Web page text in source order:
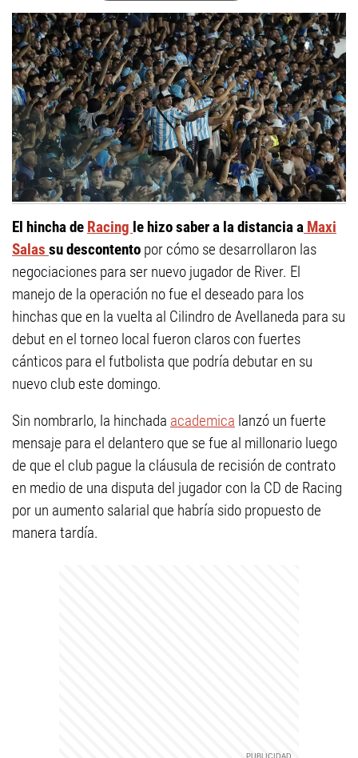
El hincha de Racing le hizo saber a la distancia a Maxi
Salas su descontento por cómo se desarrollaron las
negociaciones para ser nuevo jugador de River. El
manejo de la operación no fue el deseado para los
hinchas que en la vuelta al Cilindro de Avellaneda para su
debut en el torneo local fueron claros con fuertes
cánticos para el futbolista que podría debutar en su
nuevo club este domingo.
Sin nombrarlo, la hinchada academica lanzó un fuerte
mensaje para el delantero que se fue al millonario luego
de que el club pague la cláusula de recisión de contrato
en medio de una disputa del jugador con la CD de Racing
por un aumento salarial que habría sido propuesto de
manera tardía.